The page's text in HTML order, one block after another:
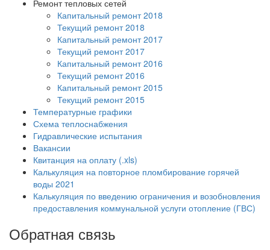
Ремонт тепловых сетей
Капитальный ремонт 2018
Текущий ремонт 2018
Капитальный ремонт 2017
Текущий ремонт 2017
Капитальный ремонт 2016
Текущий ремонт 2016
Капитальный ремонт 2015
Текущий ремонт 2015
Температурные графики
Схема теплоснабжения
Гидравлические испытания
Вакансии
Квитанция на оплату (.xls)
Калькуляция на повторное пломбирование горячей
воды 2021
Калькуляция по введению ограничения и возобновления
предоставления коммунальной услуги отопление (ГВС)
Обратная связь